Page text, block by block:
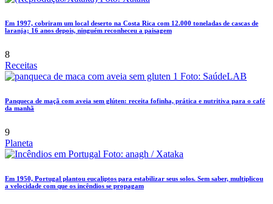
Em 1997, cobriram um local deserto na Costa Rica com 12.000 toneladas de cascas de
laranja; 16 anos depois, ninguém reconheceu a paisagem
8
Receitas
Panqueca de maçã com aveia sem glúten: receita fofinha, prática e nutritiva para o café
da manhã
9
Planeta
Em 1950, Portugal plantou eucaliptos para estabilizar seus solos. Sem saber, multiplicou
a velocidade com que os incêndios se propagam